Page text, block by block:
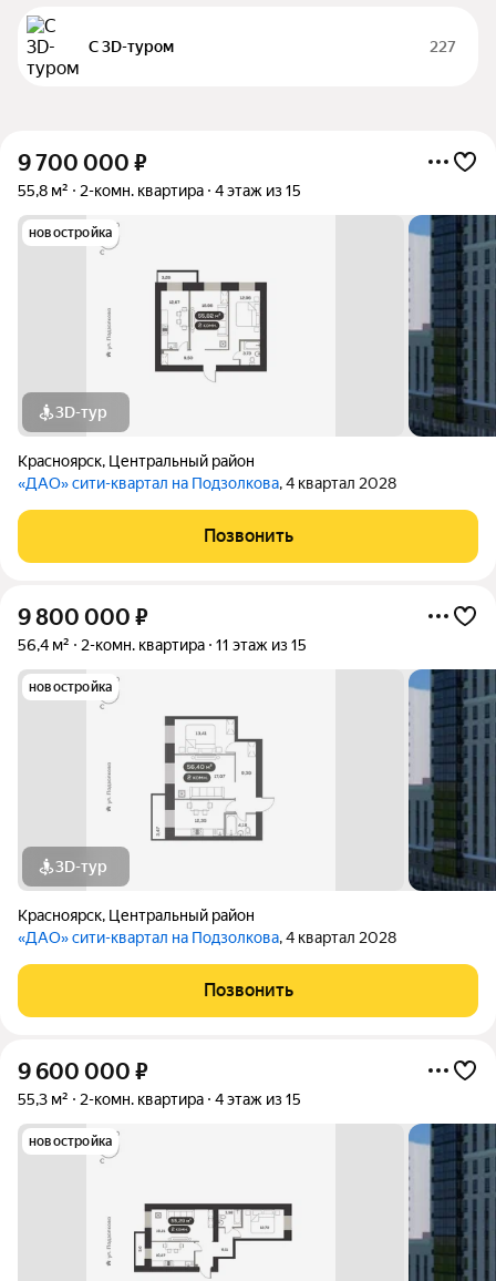
С 3D-туром 227
9 700 000 ₽
55,8 м² 2-комн. квартира 4 этаж из 15
новостройка
3D-тур
Красноярск, Центральный район
«ДАО» сити-квартал на Подзолкова, 4 квартал 2028
Позвонить
9 800 000 ₽
56,4 м² 2-комн. квартира 11 этаж из 15
новостройка
3D-тур
Красноярск, Центральный район
«ДАО» сити-квартал на Подзолкова, 4 квартал 2028
Позвонить
9 600 000 ₽
55,3 м² 2-комн. квартира 4 этаж из 15
новостройка